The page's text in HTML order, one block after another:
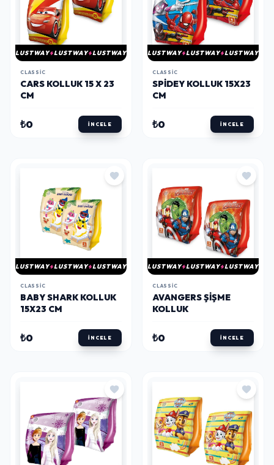
LUSTWAY LUSTWAY LUSTWAY
CLASSIC
CARS KOLLUK 15 X 23
CM
₺0 İNCELE
LUSTWAY LUSTWAY LUSTWAY
CLASSIC
SPIDEY KOLLUK 15X23
CM
₺0 İNCELE
LUSTWAY LUSTWAY LUSTWAY
CLASSIC
BABY SHARK KOLLUK
15X23 CM
₺0 İNCELE
LUSTWAY LUSTWAY LUSTWAY
CLASSIC
AVANGERS ŞIŞME
KOLLUK
₺0 İNCELE